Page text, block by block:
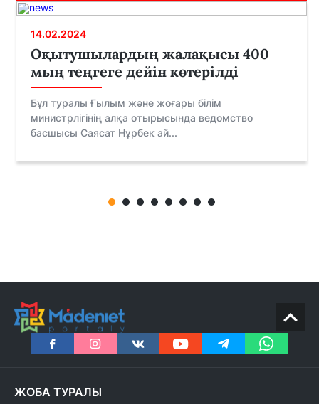
14.02.2024
Оқытушылардың жалақысы 400
мың теңгеге дейін көтерілді
Бұл туралы Ғылым және жоғары білім
министрлігінің алқа отырысында ведомство
басшысы Саясат Нұрбек ай...
ЖОБА ТУРАЛЫ